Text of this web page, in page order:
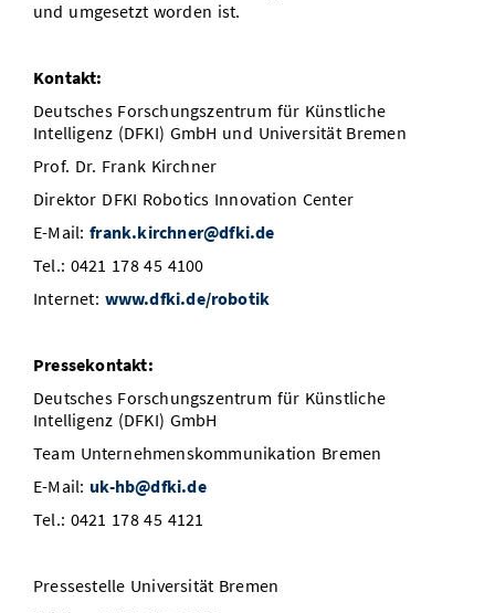
und umgesetzt worden ist.
Kontakt:
Deutsches Forschungszentrum für Künstliche
Intelligenz (DFKI) GmbH und Universität Bremen
Prof. Dr. Frank Kirchner
Direktor DFKI Robotics Innovation Center
E-Mail:frank.kirchner@dfki.de
Tel.: 0421 178 45 4100
Internet: www.dfki.de/robotik
Pressekontakt:
Deutsches Forschungszentrum für Künstliche
Intelligenz (DFKI) GmbH
Team Unternehmenskommunikation Bremen
E-Mail: uk-hb@dfki.de
Tel.: 0421 178 45 4121
Pressestelle Universität Bremen